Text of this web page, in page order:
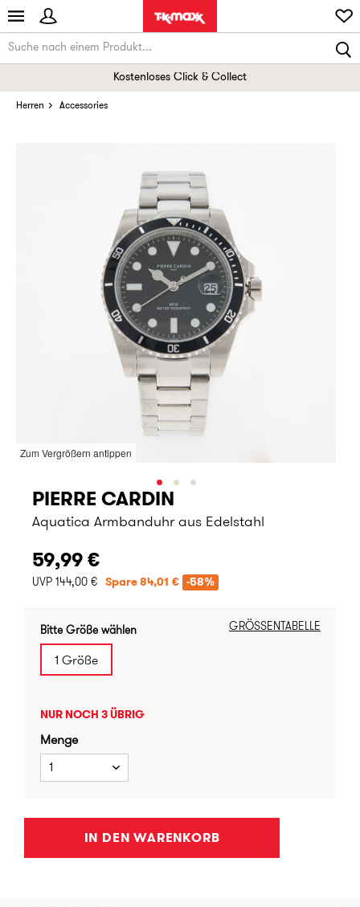
Kostenloses Click & Collect
Herren Accessories
Zum Vergrößern antippen
PIERRE CARDIN
Aquatica Armbanduhr aus Edelstahl
59,99 €
UVP 144,00 € Spare 84,01 € -58%
GRÖSSENTABELLE
Bitte Größe wählen
1 Größe
NUR NOCH 3 ÜBRIG
Menge
1
IN DEN WARENKORB